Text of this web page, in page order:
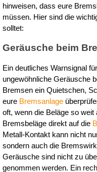
hinweisen, dass eure
müssen. Hier sind die
solltet:
Geräusche beim
Ein deutliches Warnsignal
ungewöhnliche Geräusche
Bremsen ein Quietschen,
eure Bremsanlage
oft, wenn die Beläge so
Bremsbeläge direkt auf die
Metall-Kontakt kann nicht
sondern auch die
Geräusche sind nicht zu
genommen werden. Ein